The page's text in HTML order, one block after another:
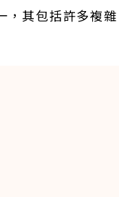
，其包括許多複雜